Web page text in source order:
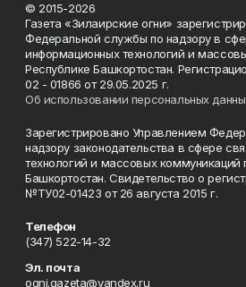
© 2015-2026
Газета «Зилаирские огни»
Федеральной службы по надзору в
информационных технологий и
Республике Башкортостан.
02 - 01866 от 29.05.2025 г.
Об использовании персональных
Зарегистрировано Управлением
надзору законодательства в сфере
технологий и массовых коммуникаций
Башкортостан. Свидетельство о
№ТУ02-01423 от 26 августа 2015 г.
Телефон
(347) 522-14-32
Эл. почта
ogni.gazeta@yandex.ru